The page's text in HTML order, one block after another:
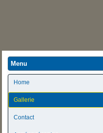
Menu
Home
Gallerie
Contact